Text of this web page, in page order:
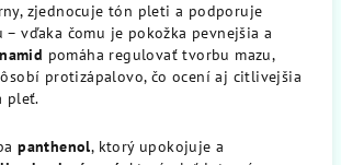
zjednocuje tón pleti a podporuje
vďaka čomu je pokožka pevnejšia a
pomáha regulovať tvorbu mazu,
protizápalovo, čo ocení aj citlivejšia
pleť.
panthenol, ktorý upokojuje a